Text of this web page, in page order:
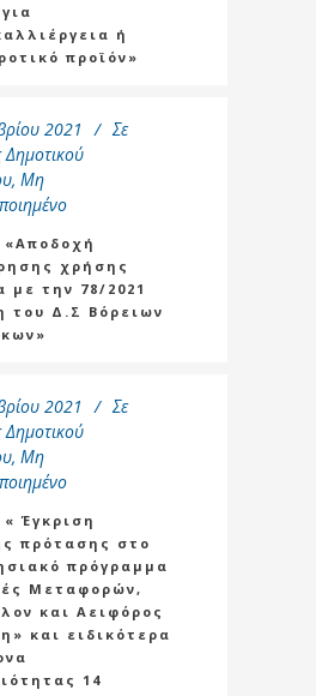
ή
προϊόν»
2021
Σε
Δημοτικού
, Μη
«Αποδοχή
χρήσης
με την 78/2021
του Δ.Σ Βόρειων
2021
Σε
Δημοτικού
, Μη
« Έγκριση
πρότασης στο
πρόγραμμα
Μεταφορών,
και Αειφόρος
και ειδικότερα
14